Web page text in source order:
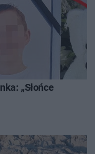
„Słońce